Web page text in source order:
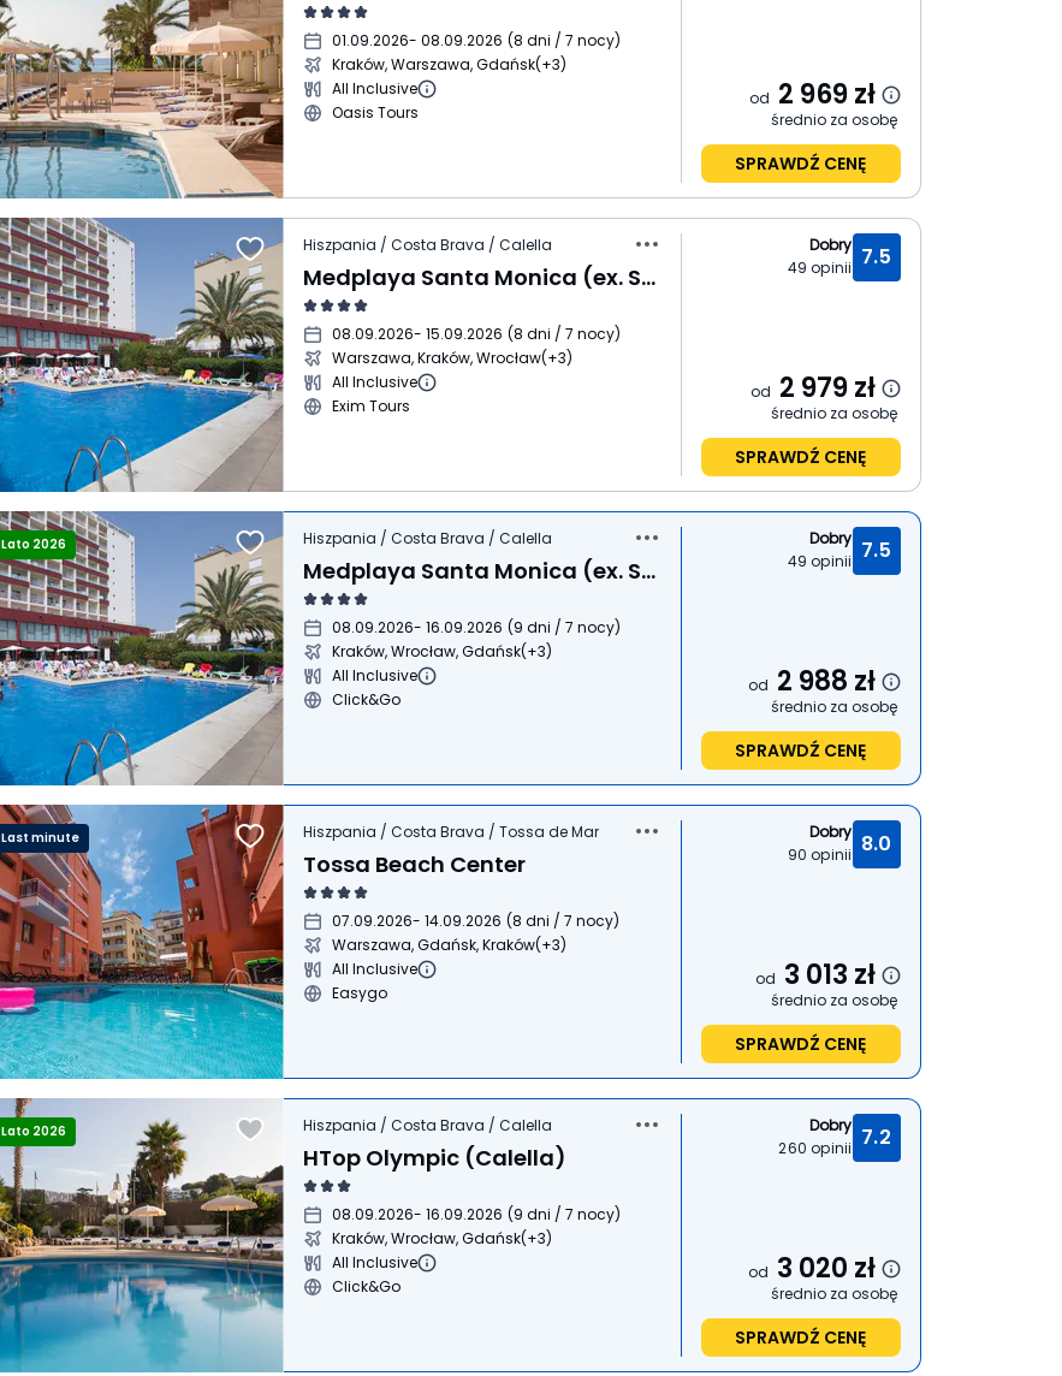
01.09.2026- 08.09.2026 (8 dni / 7 nocy)
Kraków, Warszawa, Gdańsk(+3)
All Inclusive
Oasis Tours
od 2 969 zł
średnio za osobę
SPRAWDŹ CENĘ
Hiszpania / Costa Brava / Calella
Medplaya Santa Monica (ex. Santa Monica)
08.09.2026- 15.09.2026 (8 dni / 7 nocy)
Warszawa, Kraków, Wrocław(+3)
All Inclusive
Exim Tours
7.5
Dobry
49 opinii
od 2 979 zł
średnio za osobę
SPRAWDŹ CENĘ
Lato 2026 Hiszpania / Costa Brava / Calella
Medplaya Santa Monica (ex. Santa Monica)
08.09.2026- 16.09.2026 (9 dni / 7 nocy)
Kraków, Wrocław, Gdańsk(+3)
All Inclusive
Click&Go
7.5
Dobry
49 opinii
od 2 988 zł
średnio za osobę
SPRAWDŹ CENĘ
Last minute Hiszpania / Costa Brava / Tossa de Mar
Tossa Beach Center
07.09.2026- 14.09.2026 (8 dni / 7 nocy)
Warszawa, Gdańsk, Kraków(+3)
All Inclusive
Easygo
8.0
Dobry
90 opinii
od 3 013 zł
średnio za osobę
SPRAWDŹ CENĘ
Lato 2026 Hiszpania / Costa Brava / Calella
HTop Olympic (Calella)
08.09.2026- 16.09.2026 (9 dni / 7 nocy)
Kraków, Wrocław, Gdańsk(+3)
All Inclusive
Click&Go
7.2
Dobry
260 opinii
od 3 020 zł
średnio za osobę
SPRAWDŹ CENĘ